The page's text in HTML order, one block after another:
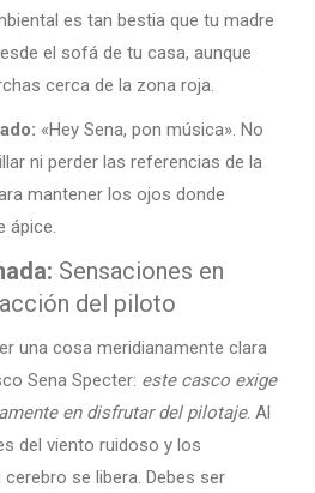
es tan bestia que tu madre
el sofá de tu casa, aunque
cerca de la zona roja.
«Hey Sena, pon música». No
ni perder las referencias de la
mantener los ojos donde
ápice.
Sensaciones en
del piloto
una cosa meridianamente clara
Sena Specter: este casco exige
en disfrutar del pilotaje. Al
del viento ruidoso y los
se libera. Debes ser